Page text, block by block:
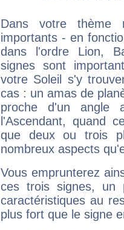
Dans votre thème
importants - en
dans l'ordre Lion,
signes sont
votre Soleil s'y
cas : un amas de
proche d'un
l'Ascendant, quand
que deux ou trois
nombreux aspects
Vous emprunterez
ces trois signes, un
caractéristiques au
plus fort que le signe